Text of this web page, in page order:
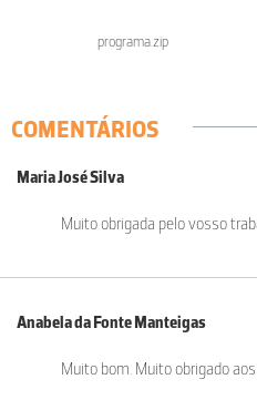
programa.zip
COMENTÁRIOS
Maria José Silva
Muito obrigada pelo vosso
Anabela da Fonte Manteigas
Muito bom. Muito obrigado